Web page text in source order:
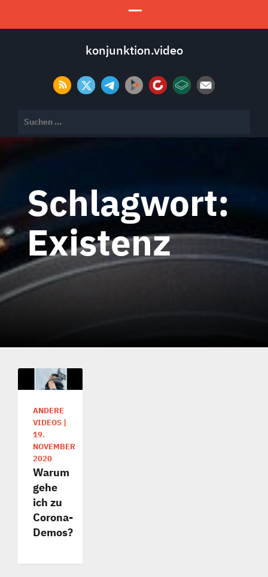
konjunktion.video
nach:
Schlagwort:
Existenz
ANDERE
VIDEOS |
19.
NOVEMBER
2020
Warum
gehe
ich zu
Corona-
Demos?